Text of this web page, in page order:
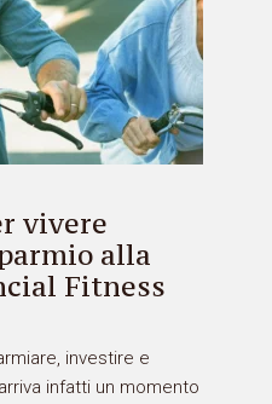
vivere
alla
Fitness
investire e
infatti un momento